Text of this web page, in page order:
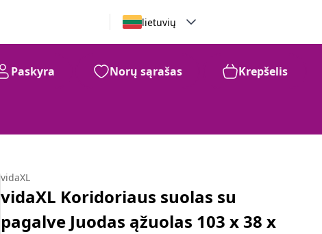
lietuvių
Paskyra Norų sąrašas Krepšelis
vidaXL
vidaXL Koridoriaus suolas su
pagalve Juodas ąžuolas 103 x 38 x